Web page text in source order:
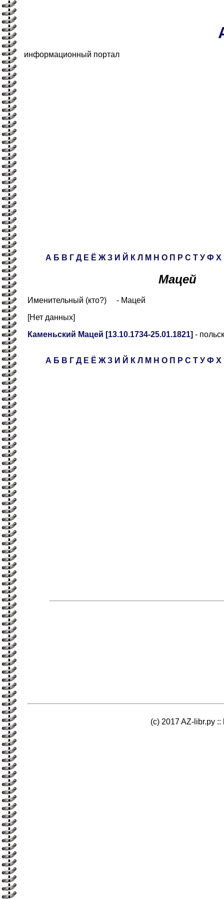
информационный портал
А Б В Г Д Е Ё Ж З И Й К Л М Н О П Р С Т У Ф Х
Мацей
Именительный (кто?) - Мацей
[Нет данных]
Каменьский Мацей [13.10.1734-25.01.1821] -
А Б В Г Д Е Ё Ж З И Й К Л М Н О П Р С Т У Ф Х
(c) 2017 AZ-libr.ру ::